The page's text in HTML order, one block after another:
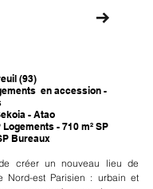
(93)
en accession -
- Atao
Logements - 710 m² SP
Bureaux
créer un nouveau lieu de
Nord-est Parisien : urbain et